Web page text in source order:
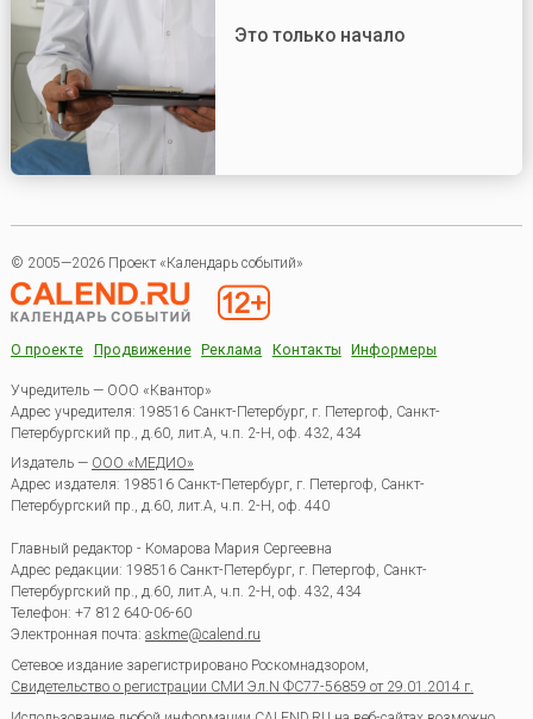
Это только начало
© 2005—2026 Проект «Календарь событий»
О проекте Продвижение Реклама Контакты Информеры
Учредитель — ООО «Квантор»
Адрес учредителя: 198516 Санкт-Петербург, г. Петергоф, Санкт-
Петербургский пр., д.60, лит.А, ч.п. 2-Н, оф. 432, 434
Издатель — ООО «МЕДИО»
Адрес издателя: 198516 Санкт-Петербург, г. Петергоф, Санкт-
Петербургский пр., д.60, лит.А, ч.п. 2-Н, оф. 440
Главный редактор - Комарова Мария Сергеевна
Адрес редакции: 198516 Санкт-Петербург, г. Петергоф, Санкт-
Петербургский пр., д.60, лит.А, ч.п. 2-Н, оф. 432, 434
Телефон: +7 812 640-06-60
Электронная почта: askme@calend.ru
Сетевое издание зарегистрировано Роскомнадзором,
Свидетельство о регистрации СМИ Эл.N ФС77-56859 от 29.01.2014 г.